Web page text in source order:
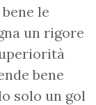
le
un rigore
bene
solo un gol